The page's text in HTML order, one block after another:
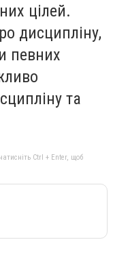
цілей.
дисципліну,
певних
та
Ctrl + Enter, щоб